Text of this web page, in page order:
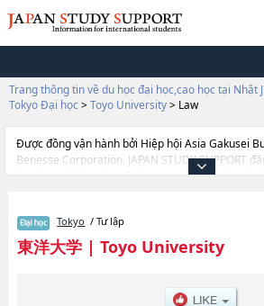
Trang thông tin về du học đại học,cao học tại Nhật
Tokyo Đại học > Toyo University> Law
Được đồng vận hành bởi Hiệp hội Asia Gakusei
Benesse Corporation, JAPAN STUDY SUPPORT
khoảng 1.300 trường đại học, cao học, trường
thiết dành cho du học sinh, như là về các Ngành
EconomicshoặcNgành Business
LawhoặcNgành SociologyhoặcNgành Global and
SocietyhoặcNgành Science and
Tokyo / Tư lập
東洋大学| Toyo University